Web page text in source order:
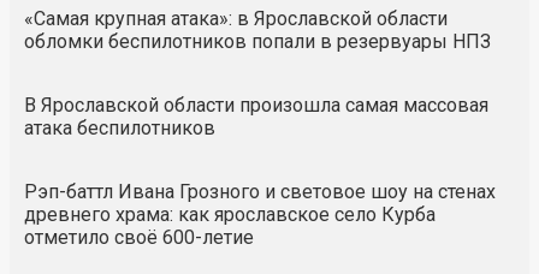
«Самая крупная атака»: в Ярославской области
обломки беспилотников попали в резервуары НПЗ
В Ярославской области произошла самая массовая
атака беспилотников
Рэп-баттл Ивана Грозного и световое шоу на стенах
древнего храма: как ярославское село Курба
отметило своё 600-летие